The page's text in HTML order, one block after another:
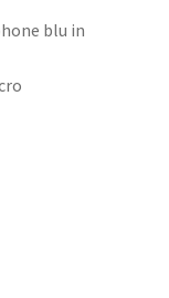
blu in